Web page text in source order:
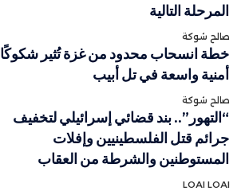
المرحلة التالية
صالح شوكة
خطة انسحاب محدود من غزة تُثير شكوكًا
أمنية واسعة في تل أبيب
صالح شوكة
“التهور”.. بند قضائي إسرائيلي لتخفيف
جرائم قتل الفلسطينيين وإفلات
المستوطنين والشرطة من العقاب
LOAI LOAI